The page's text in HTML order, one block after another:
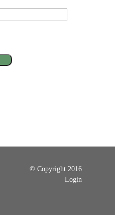
© Copyright 2016
Login